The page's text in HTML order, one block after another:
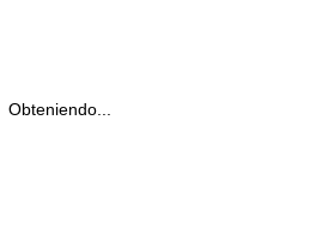
Obteniendo...